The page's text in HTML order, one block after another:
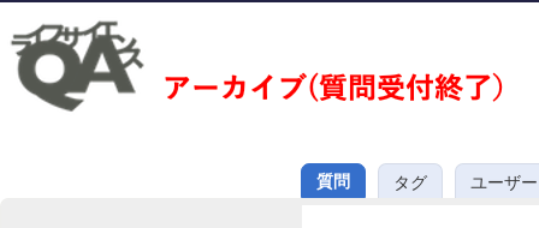
質問 タグ ユーザー